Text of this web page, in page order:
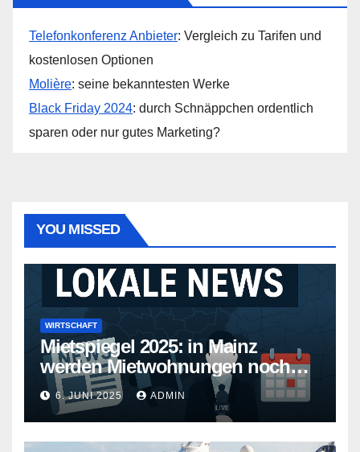
Telefonkonferenz Anbieter: Vergleich zu Tarifen und
kostenlosen Optionen
Molière: seine bekanntesten Werke
Black Friday 2024: durch Schnäppchen ordentlich
sparen oder nur gutes Marketing?
YOU MISSED
WIRTSCHAFT
Mietspiegel 2025: in Mainz
werden Mietwohnungen noch
teurer
6. JUNI 2025 ADMIN